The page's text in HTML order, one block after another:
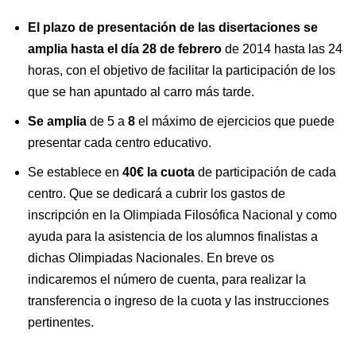
El plazo de presentación de las disertaciones se
amplia hasta el día 28 de febrero de 2014 hasta las 24
horas, con el objetivo de facilitar la participación de los
que se han apuntado al carro más tarde.
Se amplia de 5 a 8 el máximo de ejercicios que puede
presentar cada centro educativo.
Se establece en 40€ la cuota de participación de cada
centro. Que se dedicará a cubrir los gastos de
inscripción en la Olimpiada Filosófica Nacional y como
ayuda para la asistencia de los alumnos finalistas a
dichas Olimpiadas Nacionales. En breve os
indicaremos el número de cuenta, para realizar la
transferencia o ingreso de la cuota y las instrucciones
pertinentes.